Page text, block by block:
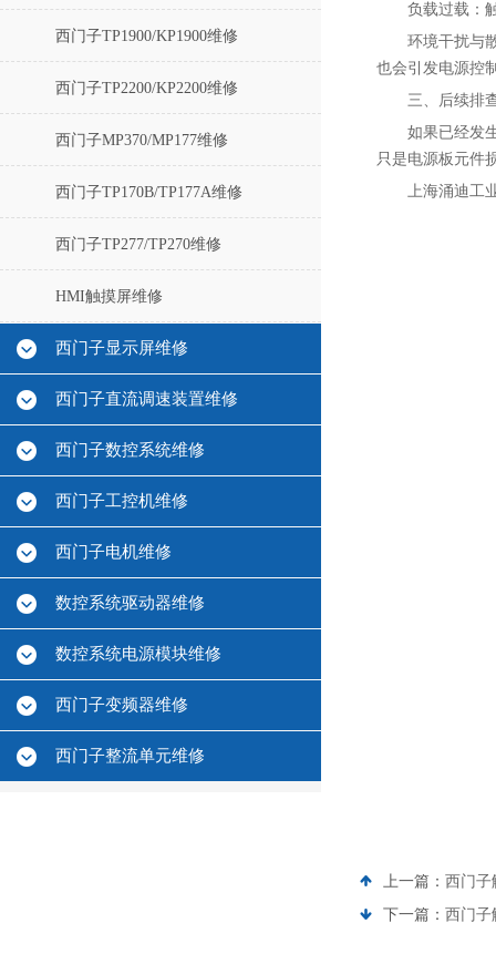
西门子TP1900/KP1900维修
西门子TP2200/KP2200维修
西门子MP370/MP177维修
西门子TP170B/TP177A维修
西门子TP277/TP270维修
HMI触摸屏维修
西门子显示屏维修
西门子直流调速装置维修
西门子数控系统维修
西门子工控机维修
西门子电机维修
数控系统驱动器维修
数控系统电源模块维修
西门子变频器维修
西门子整流单元维修
负载过载‌：
环境干扰与
也会引发电源控
三、后续排
如果已经发
只是电源板元件
上海涌迪工
上一篇： 西门子
下一篇： 西门子